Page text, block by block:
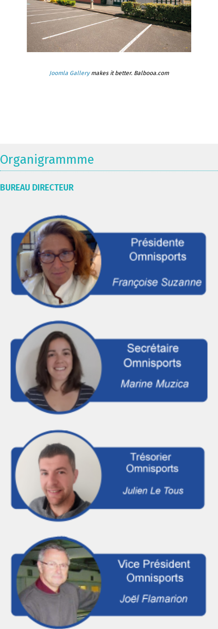
Joomla Gallerymakes it better. Balbooa.com
Organigrammme
BUREAU DIRECTEUR